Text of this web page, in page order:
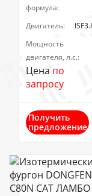
формула:
Двигатель:
Мощность
двигателя, л.с.:
Цена по
запросу
Получить
предложение